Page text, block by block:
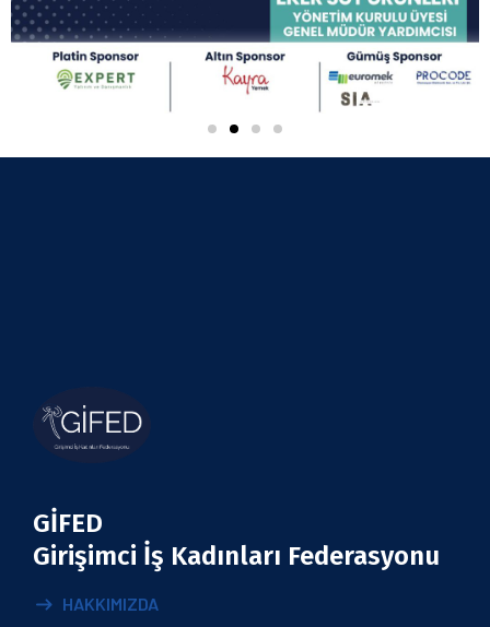
GİFED
Girişimci İş Kadınları Federasyonu
HAKKIMIZDA